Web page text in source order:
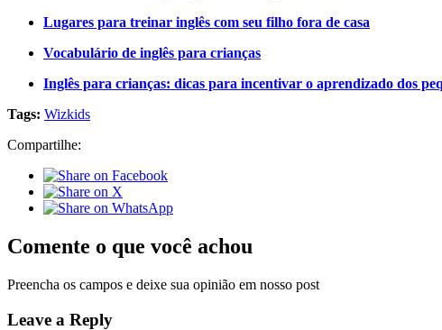
Lugares para treinar inglês com seu filho fora de casa
Vocabulário de inglês para crianças
Inglês para crianças: dicas para incentivar o aprendizado dos
Tags: Wizkids
Compartilhe:
Comente o que você achou
Preencha os campos e deixe sua opinião em nosso post
Leave a Reply